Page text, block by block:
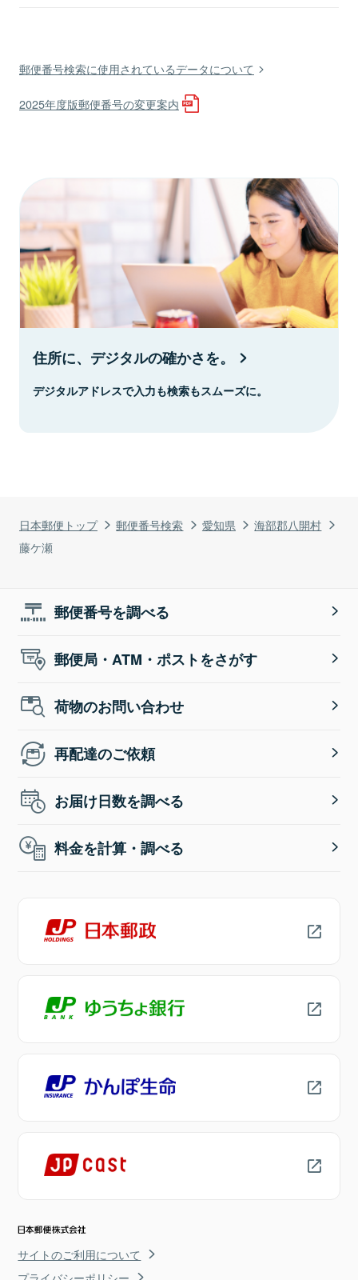
日本郵便トップ 郵便番号検索 愛知県
海部郡八開村
藤ケ瀬
郵便番号検索に使用されているデータについて
2025年度版郵便番号の変更案内
住所に、デジタルの確かさを。
デジタルアドレスで入力も検索もスムーズに。
郵便番号を調べる
郵便局・ATM・ポストをさがす
荷物のお問い合わせ
再配達のご依頼
お届け日数を調べる
料金を計算・調べる
サイトのご利用について